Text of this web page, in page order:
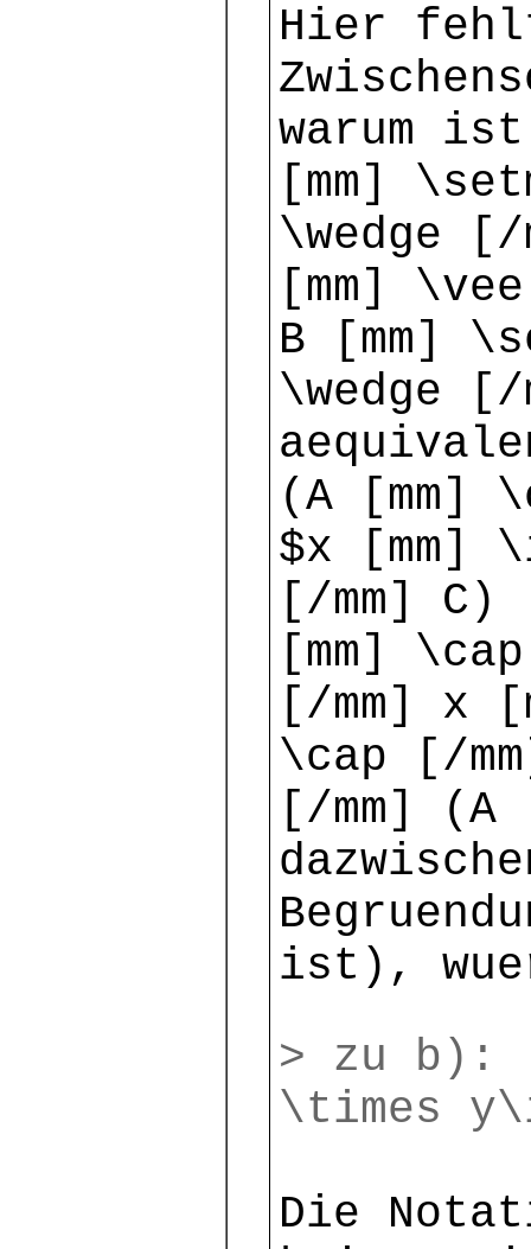
Hier
warum
[mm]
\wedge
[mm]
B [mm]
\wedge
(A [mm]
$x [mm]
[/mm] C)
[mm]
[/mm] x
\cap [/
[/mm] (A
ist),
> zu b):
\times
Die